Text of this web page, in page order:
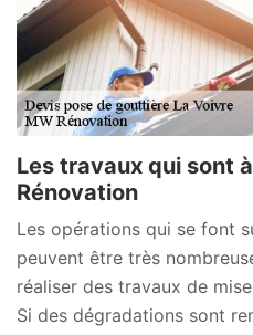
Les travaux qui sont
Rénovation
Les opérations qui se font
peuvent être très
réaliser des travaux de
Si des dégradations sont